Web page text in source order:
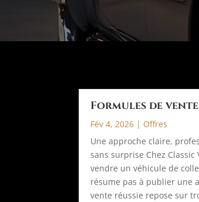
Formules de
Fév 4, 2026 | Offres
Une approche claire,
sans surprise Chez Classic
vendre un véhicule de
résume pas à publier une
vente réussie repose sur